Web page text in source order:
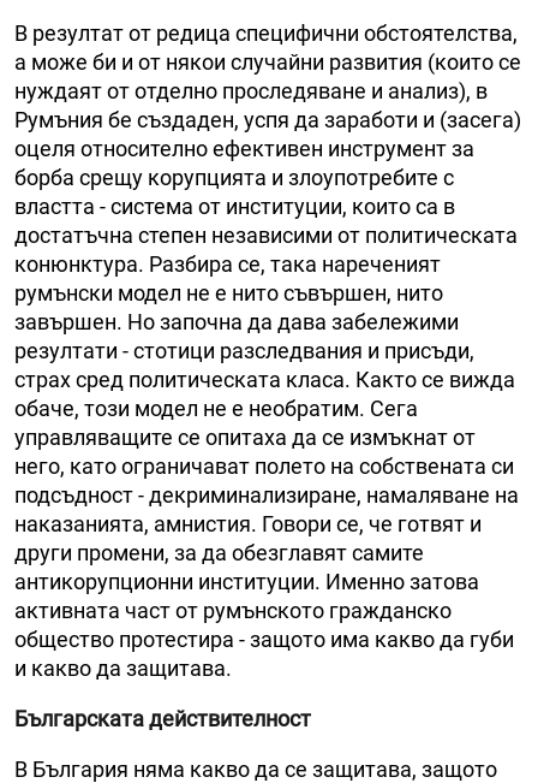
В резултат от редица специфични обстоятелства,
а може би и от някои случайни развития (които се
нуждаят от отделно проследяване и анализ), в
Румъния бе създаден, успя да заработи и (засега)
оцеля относително ефективен инструмент за
борба срещу корупцията и злоупотребите с
властта - система от институции, които са в
достатъчна степен независими от политическата
конюнктура. Разбира се, така нареченият
румънски модел не е нито съвършен, нито
завършен. Но започна да дава забележими
резултати - стотици разследвания и присъди,
страх сред политическата класа. Както се вижда
обаче, този модел не е необратим. Сега
управляващите се опитаха да се измъкнат от
него, като ограничават полето на собствената си
подсъдност - декриминализиране, намаляване на
наказанията, амнистия. Говори се, че готвят и
други промени, за да обезглавят самите
антикорупционни институции. Именно затова
активната част от румънското гражданско
общество протестира - защото има какво да губи
и какво да защитава.
Българската действителност
В България няма какво да се защитава, защото